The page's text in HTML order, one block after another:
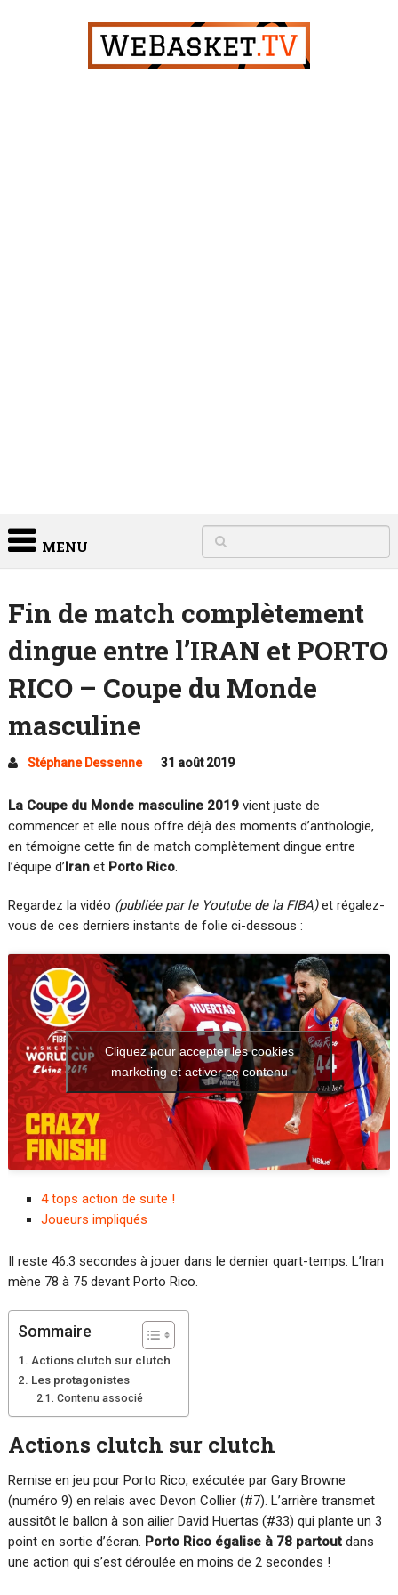
MENU
Fin de match complètement
dingue entre l’IRAN et PORTO
RICO – Coupe du Monde
masculine
Stéphane Dessenne 31 août 2019
La Coupe du Monde masculine 2019vient juste de
commencer et elle nous offre déjà des moments d’anthologie,
en témoigne cette fin de match complètement dingue entre
l’équipe d’Iranet Porto Rico.
Regardez la vidéo (publiée par le Youtube de la FIBA)et régalez-
vous de ces derniers instants de folie ci-dessous :
Cliquez pour accepter les cookies
marketing et activer ce contenu
4 tops action de suite !
Joueurs impliqués
Il reste 46.3 secondes à jouer dans le dernier quart-temps. L’Iran
mène 78 à 75 devant Porto Rico.
Sommaire
Actions clutch sur clutch
Les protagonistes
Contenu associé
Actions clutch sur clutch
Remise en jeu pour Porto Rico, exécutée par Gary Browne
(numéro 9) en relais avec Devon Collier (#7). L’arrière transmet
aussitôt le ballon à son ailier David Huertas (#33) qui plante un 3
point en sortie d’écran. Porto Rico égalise à 78 partoutdans
une action qui s’est déroulée en moins de 2 secondes !